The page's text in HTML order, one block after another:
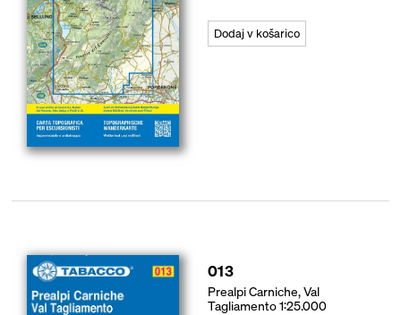
Dodaj v košarico
013
Prealpi Carniche, Val
Tagliamento 1:25.000